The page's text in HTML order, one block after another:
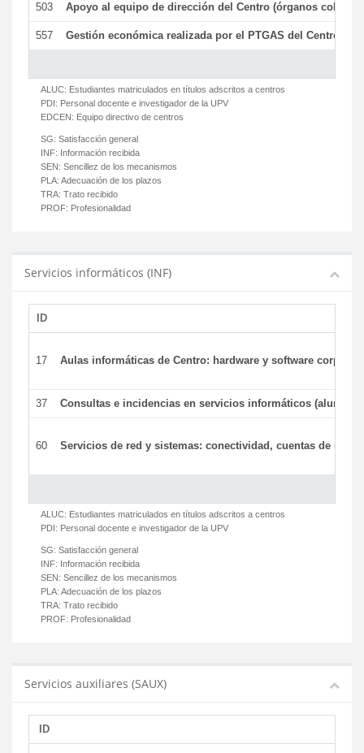
503 Apoyo al equipo de dirección del Centro (órganos
557 Gestión económica realizada por el PTGAS del Centro
ALUC: Estudiantes matriculados en títulos adscritos a centros
PDI: Personal docente e investigador de la UPV
EDCEN: Equipo directivo de centros
SG: Satisfacción general
INF: Información recibida
SEN: Sencillez de los mecanismos
PLA: Adecuación de los plazos
TRA: Trato recibido
PROF: Profesionalidad
Servicios informáticos (INF)
ID
17 Aulas informáticas de Centro: hardware y software
37 Consultas e incidencias en servicios informáticos (alumnos)
60 Servicios de red y sistemas: conectividad, cuentas de
ALUC: Estudiantes matriculados en títulos adscritos a centros
PDI: Personal docente e investigador de la UPV
SG: Satisfacción general
INF: Información recibida
SEN: Sencillez de los mecanismos
PLA: Adecuación de los plazos
TRA: Trato recibido
PROF: Profesionalidad
Servicios auxiliares (SAUX)
ID